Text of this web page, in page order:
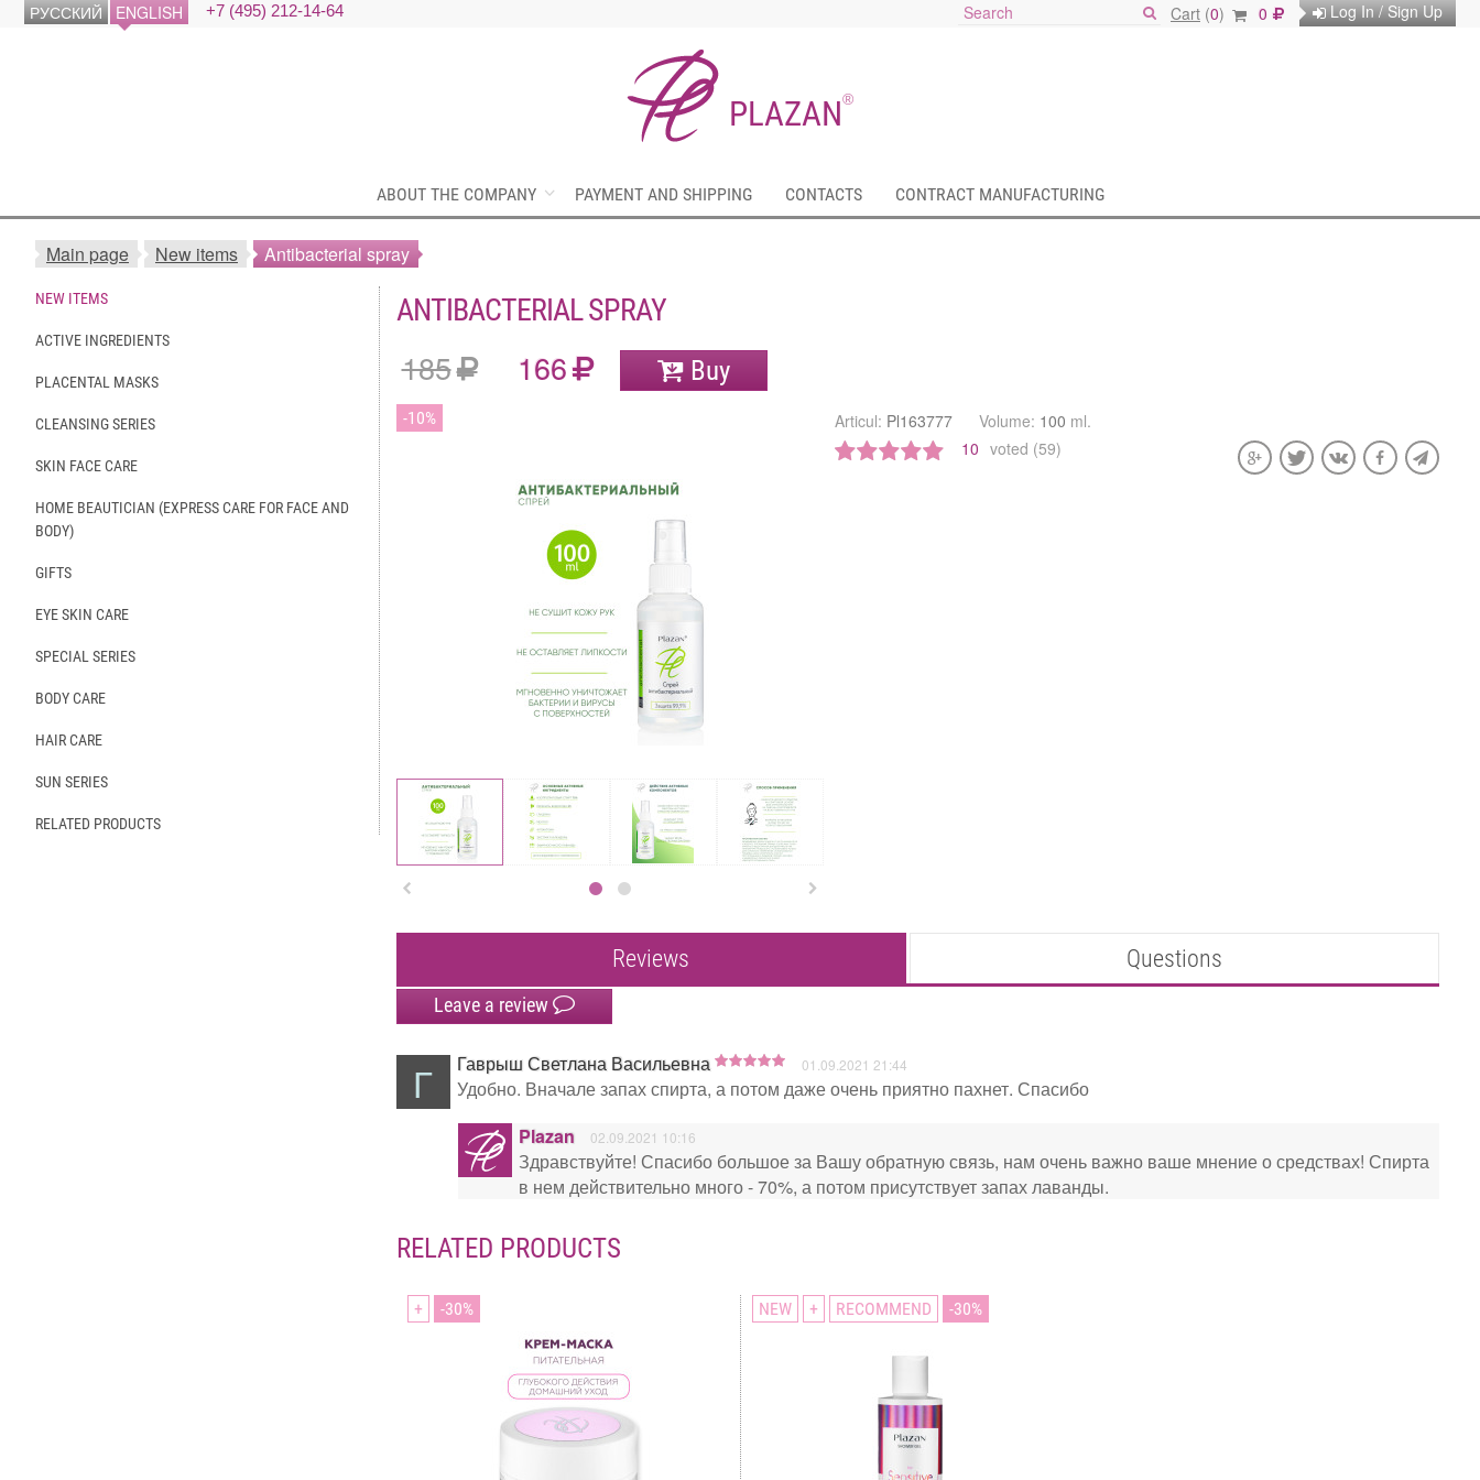
РУССКИЙ ENGLISH +7 (495) 212-14-64 Cart (0) 0 Log In / Sign Up
PLAZAN®
ABOUT THE COMPANY PAYMENT AND SHIPPING CONTACTS CONTRACT MANUFACTURING
Main page New items Antibacterial spray
NEW ITEMS
ACTIVE INGREDIENTS
PLACENTAL MASKS
CLEANSING SERIES
SKIN FACE CARE
HOME BEAUTICIAN (EXPRESS CARE FOR FACE AND
BODY)
GIFTS
EYE SKIN CARE
SPECIAL SERIES
BODY CARE
HAIR CARE
SUN SERIES
RELATED PRODUCTS
ANTIBACTERIAL SPRAY
185 166 Buy
10
 
Articul: Pl163777 Volume: 100 ml.
10 voted (59)
Reviews Questions
Leave a review
Г Гаврыш Светлана Васильевна 01.09.2021 21:44
Удобно. Вначале запах спирта, а потом даже очень приятно пахнет. Спасибо
Plazan
02.09.2021 10:16
Здравствуйте! Спасибо большое за Вашу обратную связь, нам очень важно ваше мнение о средствах! Спирта
в нем действительно много - 70%, а потом присутствует запах лаванды.
RELATED PRODUCTS
+ 30 NEW + RECOMMEND 30